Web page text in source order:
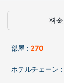
料金
部屋 : 270
ホテルチェーン :